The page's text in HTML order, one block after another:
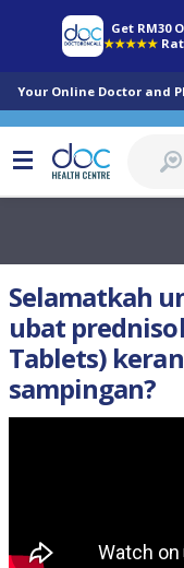
Get RM30
★★★★★
Your Online Doctor and
Selamatkah
ubat
Tablets)
sampingan?